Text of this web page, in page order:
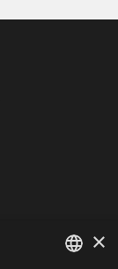
×